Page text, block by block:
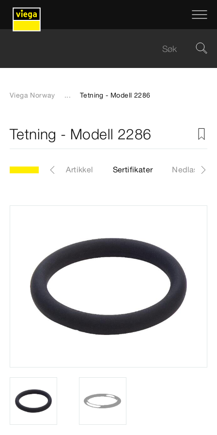
Viega Norway ... Tetning - Modell 2286
Tetning - Modell 2286
Modell 2286 Artikkel Sertifikater